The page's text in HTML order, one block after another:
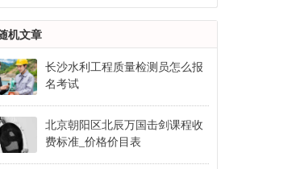
机文章
长沙水利工程质量检测员怎么报
名考试
北京朝阳区北辰万国击剑课程收
费标准_价格价目表